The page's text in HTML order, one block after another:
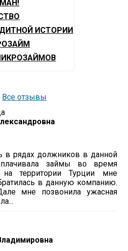
ИСТОРИИ
Все отзывы
в рядах должников в данной
займы во время
территории Турции мне
в данную компанию.
мне позвонила ужасная